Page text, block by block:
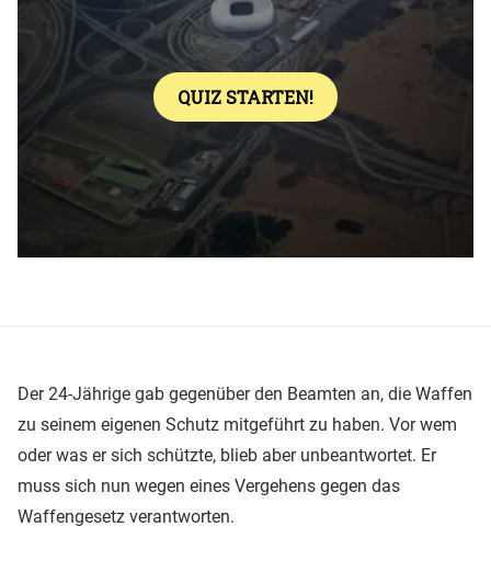
Der 24-Jährige gab gegenüber den Beamten an, die Waffen
zu seinem eigenen Schutz mitgeführt zu haben. Vor wem
oder was er sich schützte, blieb aber unbeantwortet. Er
muss sich nun wegen eines Vergehens gegen das
Waffengesetz verantworten.